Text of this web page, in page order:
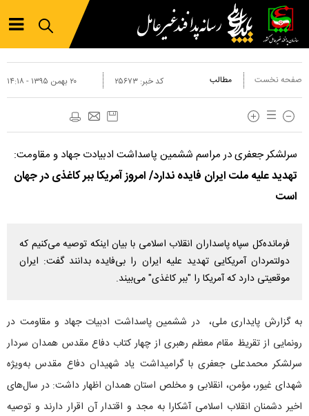
صفحه نخست مطالب ۲۰ بهمن ۱۳۹۵ - ۱۴:۱۸ کد خبر: ۲۵۶۷۳
سرلشکر جعفری در مراسم ششمین پاسداشت ادبیادت جهاد و مقاومت:
تهدید علیه ملت ایران فایده ندارد/ امروز آمریکا ببر کاغذی در جهان
است
فرمانده‌کل سپاه پاسداران انقلاب اسلامی با بیان اینکه توصیه می‌کنیم که
دولتمردان آمریکایی تهدید علیه ایران را بی‌فایده بدانند گفت: ایران
موقعیتی دارد که آمریکا را "ببر کاغذی" می‌بیند.
به گزارش پایداری ملی، در ششمین پاسداشت ادبیات جهاد و مقاومت در
رونمایی از تقریظ مقام معظم رهبری از چهار کتاب دفاع مقدس همدان سردار
سرلشکر محمد‌علی جعفری با گرامیداشت یاد شهیدان دفاع مقدس به‌ویژه
شهدای غیور، مؤمن، انقلابی و مخلص استان همدان اظهار داشت: در سال‌های
اخیر دشمنان انقلاب اسلامی آشکارا به مجد و اقتدار آن اقرار دارند و توصیه